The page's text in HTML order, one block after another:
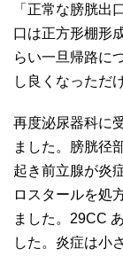
「正常な膀胱出
口は正方形棚形
らい一旦帰路に
し良くなっただ
再度泌尿器科に
ました。膀胱径
起き前立腺が炎
ロスタールを処
ました。29CC
した。炎症は小